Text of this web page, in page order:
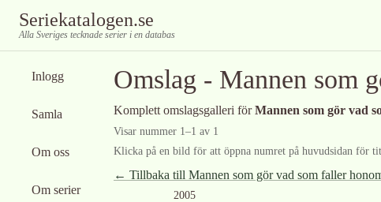
Seriekatalogen.se
Alla Sveriges tecknade serier i en databas
Inlogg
Samla
Om oss
Om serier
Omslag - Mannen som
Komplett omslagsgalleri förMannen som gör vad
Visar nummer 1–1 av 1
Klicka på en bild för att öppna numret på huvudsidan för
← Tillbaka till Mannen som gör vad som faller
2005